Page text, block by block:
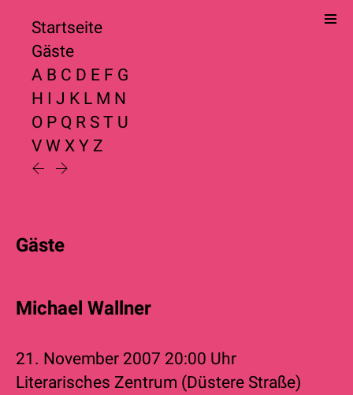
Startseite
Gäste
A B C D E F G
H I J K L M N
O P Q R S T U
V W X Y Z
Gäste
Michael Wallner
21. November 2007 20:00 Uhr
Literarisches Zentrum (Düstere Straße)